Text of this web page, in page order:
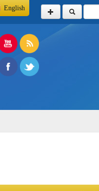
English